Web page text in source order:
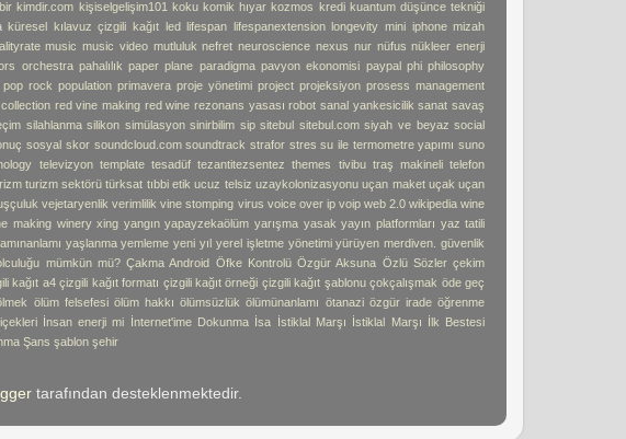
kimdir.com kişiselgelişim101 koku komik hıyar kozmos kredi kuantum düşünce tekniği
küresel kılavuz çizgili kağıt led lifespan lifespanextension longevity mini iphone mizah
music music video mutluluk nefret neuroscience nexus nur nüfus nükleer enerji
orchestra pahalılık paper plane paradigma pavyon ekonomisi paypal phi philosophy
pop rock population primavera proje yönetimi project projeksiyon prosess management
red vine making red wine rezonans yasası robot sanal yankesicilik sanat savaş
silahlanma silikon simülasyon sinirbilim sip sitebul sitebul.com siyah ve beyaz social
sosyal skor soundcloud.com soundtrack strafor stres su ile termometre yapımı suno
televizyon template tesadüf tezantitezsentez themes tivibu traş makineli telefon
turizm sektörü türksat tıbbi etik ucuz telsiz uzaykolonizasyonu uçan maket uçak uçan
vejetaryenlik verimlilik vine stomping virus voice over ip voip web 2.0 wikipedia wine
making winery xing yangın yapayzekaölüm yarışma yasak yayın platformları yaz tatili
yaşlanma yemleme yeni yıl yerel işletme yönetimi yürüyen merdiven. güvenlik
mümkün mü? Çakma Android Öfke Kontrolü Özgür Aksuna Özlü Sözler çekim
kağıt a4 çizgili kağıt formatı çizgili kağıt örneği çizgili kağıt şablonu çokçalışmak öde geç
ölüm felsefesi ölüm hakkı ölümsüzlük ölümünanlamı ötanazi özgür irade öğrenme
İnsan enerji mi İnternet'ime Dokunma İsa İstiklal Marşı İstiklal Marşı İlk Bestesi
Şans şablon şehir
tarafından desteklenmektedir.